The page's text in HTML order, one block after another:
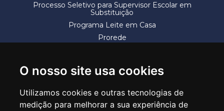
O nosso site usa cookies
Utilizamos cookies e outras tecnologias de
medição para melhorar a sua experiência de
Processo Seletivo para Supervisor Escolar em
Substituição
Programa Leite em Casa
Prorede